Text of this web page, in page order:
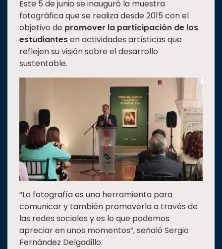
Este 5 de junio se inauguró la muestra
fotográfica que se realiza desde 2015 con el
objetivo de promover la participación de los
estudiantesen actividades artísticas que
reflejen su visión sobre el desarrollo
sustentable.
“La fotografía es una herramienta para
comunicar y también promoverla a través de
las redes sociales y es lo que podemos
apreciar en unos momentos”, señaló Sergio
Fernández Delgadillo.